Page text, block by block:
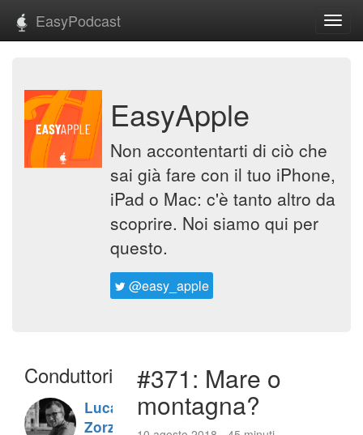
EasyPodcast
EasyApple
Non accontentarti di ciò che
sai già fare con il tuo iPhone,
iPad o Mac: c'è tanto altro da
scoprire. Noi siamo qui per
questo.
@easy_apple
Conduttori
Luca
Zorzi
#371: Mare o
montagna?